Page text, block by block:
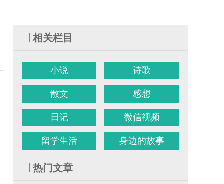
相关栏目
小说 诗歌
散文 感想
日记 微信视频
留学生活 身边的故事
热门文章